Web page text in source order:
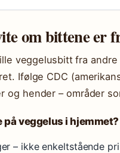
om bittene er
veggelusbitt fra
Ifølge CDC
og hender – områder
på veggelus i hjemmet?
– ikke enkeltstående